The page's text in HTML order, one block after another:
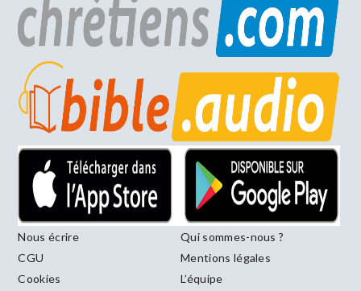
Nous écrire
Qui sommes-nous ?
CGU
Mentions légales
Cookies
L’équipe